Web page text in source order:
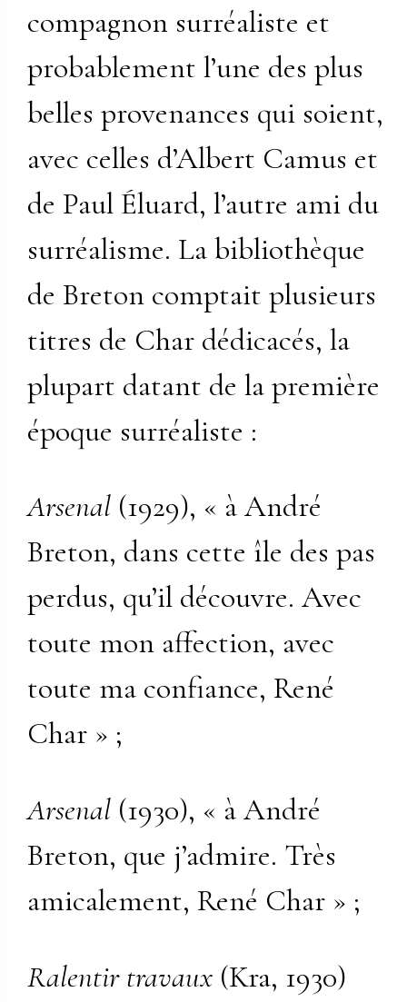
compagnon surréaliste et
probablement l’une des plus
belles provenances qui soient,
avec celles d’Albert Camus et
de Paul Éluard, l’autre ami du
surréalisme. La bibliothèque
de Breton comptait plusieurs
titres de Char dédicacés, la
plupart datant de la première
époque surréaliste :
Arsenal (1929), « à André
Breton, dans cette île des pas
perdus, qu’il découvre. Avec
toute mon affection, avec
toute ma confiance, René
Char » ;
Arsenal (1930), « à André
Breton, que j’admire. Très
amicalement, René Char » ;
Ralentir travaux (Kra, 1930)